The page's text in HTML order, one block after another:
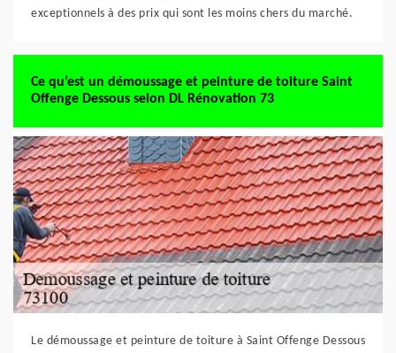
exceptionnels à des prix qui sont les moins chers du marché.
Ce qu’est un démoussage et peinture de toiture Saint
Offenge Dessous selon DL Rénovation 73
Le démoussage et peinture de toiture à Saint Offenge Dessous